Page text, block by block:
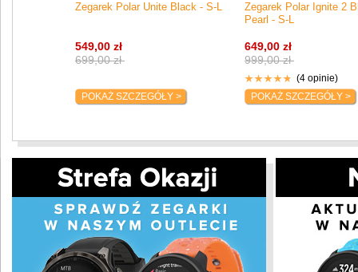
Zegarek Polar Unite Black - S-L
549,00 zł
699,00 zł
POKAŻ SZCZEGÓŁY >
Zegarek Polar Ignite 2
Pearl - S-L
649,00 zł
999,00 zł
(4 opinie)
POKAŻ SZCZEGÓŁY >